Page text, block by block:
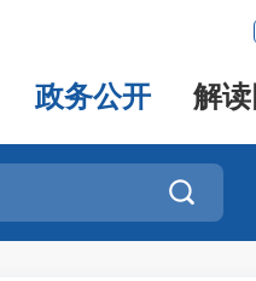
政务公开 解
